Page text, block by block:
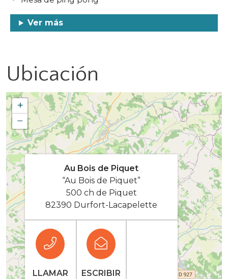
Ver más
Ubicación
+
−
Au Bois de Piquet
“Au Bois de Piquet”
500 ch de Piquet
82390 Durfort-Lacapelette
LLAMAR ESCRIBIR